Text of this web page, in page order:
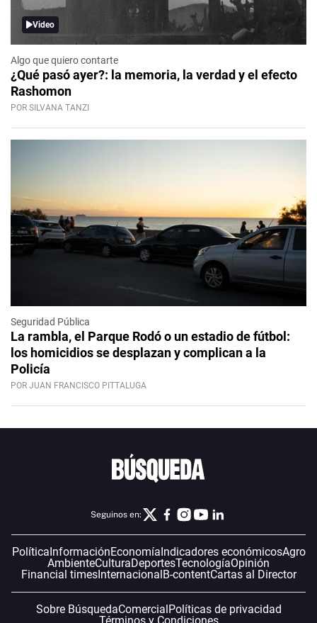
Video
Algo que quiero contarte
¿Qué pasó ayer?: la memoria, la verdad y el efecto
Rashomon
POR SILVANA TANZI
Seguridad Pública
La rambla, el Parque Rodó o un estadio de fútbol:
los homicidios se desplazan y complican a la
Policía
POR JUAN FRANCISCO PITTALUGA
Seguinos en:
PolíticaInformaciónEconomíaIndicadores económicosAgro
AmbienteCulturaDeportesTecnologíaOpinión
Financial timesInternacionalB-contentCartas al Director
Sobre BúsquedaComercialPolíticas de privacidad